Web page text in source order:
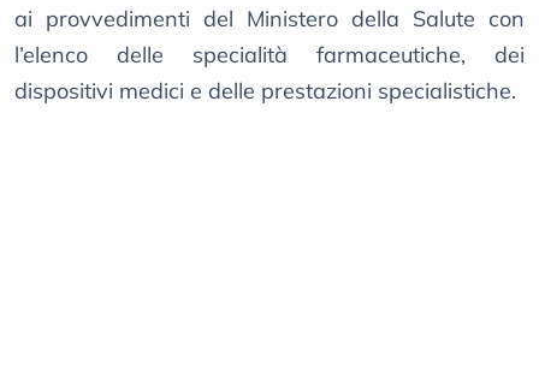
ai provvedimenti del Ministero della Salute con
l’elenco delle specialità farmaceutiche, dei
dispositivi medici e delle prestazioni specialistiche.